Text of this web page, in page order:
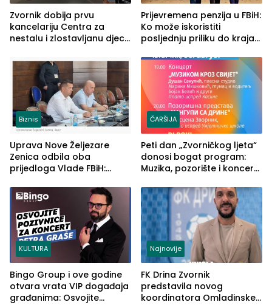
Zvornik dobija prvu
kancelariju Centra za
nestalu i zlostavljanu djecu
Prijevremena penzija u FBiH:
Ko može iskoristiti
posljednju priliku do kraja
Biznis
Uprava Nove Željezare
Zenica odbila oba
prijedloga Vlade FBiH:
rješenje
ČARŠIJA
Peti dan „Zvorničkog ljeta“
donosi bogat program:
Muzika, pozorište i koncert
KULTURA
Bingo Group i ove godine
otvara vrata VIP događaja
građanima: Osvojite
Najnovije
FK Drina Zvornik
predstavila novog
koordinatora Omladinske